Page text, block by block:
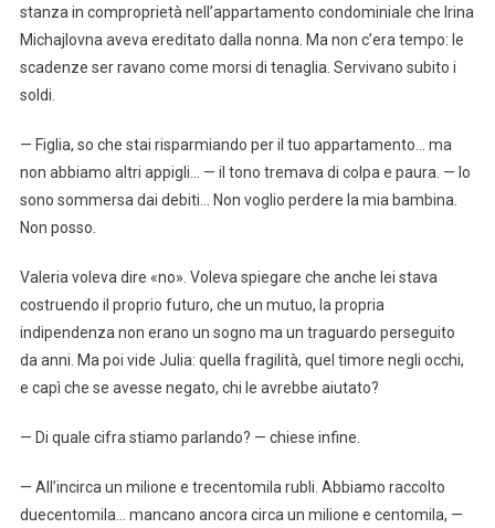
stanza in comproprietà nell’appartamento condominiale che Irina
Michajlovna aveva ereditato dalla nonna. Ma non c’era tempo: le
scadenze ser ravano come morsi di tenaglia. Servivano subito i
soldi.
— Figlia, so che stai risparmiando per il tuo appartamento… ma
non abbiamo altri appigli… — il tono tremava di colpa e paura. — Io
sono sommersa dai debiti… Non voglio perdere la mia bambina.
Non posso.
Valeria voleva dire «no». Voleva spiegare che anche lei stava
costruendo il proprio futuro, che un mutuo, la propria
indipendenza non erano un sogno ma un traguardo perseguito
da anni. Ma poi vide Julia: quella fragilità, quel timore negli occhi,
e capì che se avesse negato, chi le avrebbe aiutato?
— Di quale cifra stiamo parlando? — chiese infine.
— All’incirca un milione e trecentomila rubli. Abbiamo raccolto
duecentomila… mancano ancora circa un milione e centomila, —